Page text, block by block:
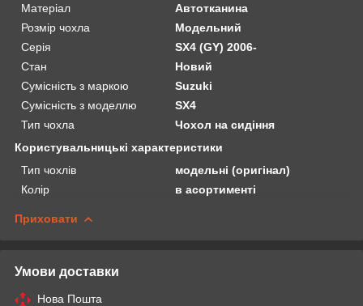
Матеріал
Автотканина
Розмір чохла
Модельний
Серія
SX4 (GY) 2006-
Стан
Новий
Сумісність з маркою
Suzuki
Сумісність з моделлю
SX4
Тип чохла
Чохол на сидіння
Користувальницькі характеристики
Тип чохлів
модельні (оригінал)
Колір
в асортименті
Приховати
Умови доставки
Нова Пошта